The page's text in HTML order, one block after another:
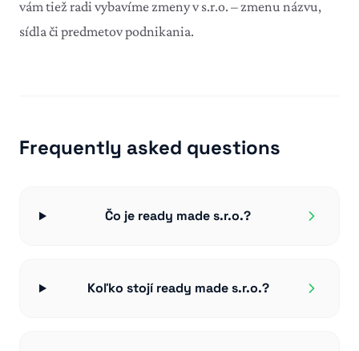
vám tiež radi vybavímezmeny v s.r.o. – zmenu názvu,
sídla či predmetov podnikania.
Frequently asked questions
Čo je ready made s.r.o.?
Koľko stojí ready made s.r.o.?